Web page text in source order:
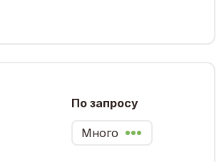
По запросу
Много